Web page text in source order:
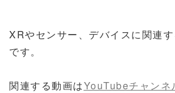
XRやセンサー、デバイスに関連
です。
関連する動画はYouTubeチャンネ